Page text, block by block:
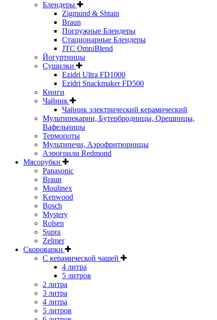
Блендеры
Zigmund & Shtain
Braun
Погружные Блендеры
Стационарные Блендеры
JTC OmniBlend
Йогуртницы
Сушилки
Ezidri Ultra FD1000
Ezidri Snackmaker FD500
Книги
Чайник
Чайник электрический керамический
Мультипекарни, Бутербродницы, Орешницы,
Вафельницы
Термопоты
Мультипечи, Аэрофритюрницы
Аэрогрили Redmond
Мясорубки
Panasonic
Braun
Moulinex
Kenwood
Bosch
Mystery
Rolsen
Supra
Zelmer
Скороварки
С керамической чашей
4 литра
5 литров
2 литра
3 литра
4 литра
5 литров